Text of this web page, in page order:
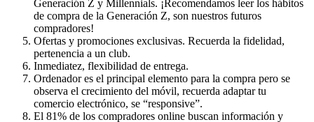
Generación Z y Millennials. ¡Recomendamos leer los hábitos
de compra de la Generación Z, son nuestros futuros
compradores!
Ofertas y promociones exclusivas. Recuerda la fidelidad,
pertenencia a un club.
Inmediatez, flexibilidad de entrega.
Ordenador es el principal elemento para la compra pero se
observa el crecimiento del móvil, recuerda adaptar tu
comercio electrónico, se “responsive”.
El 81% de los compradores online buscan información y